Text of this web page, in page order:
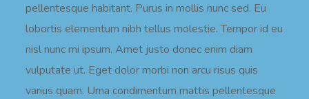
pellentesque habitant. Purus in mollis nunc sed. Eu
lobortis elementum nibh tellus molestie. Tempor id eu
nisl nunc mi ipsum. Amet justo donec enim diam
vulputate ut. Eget dolor morbi non arcu risus quis
varius quam. Urna condimentum mattis pellentesque